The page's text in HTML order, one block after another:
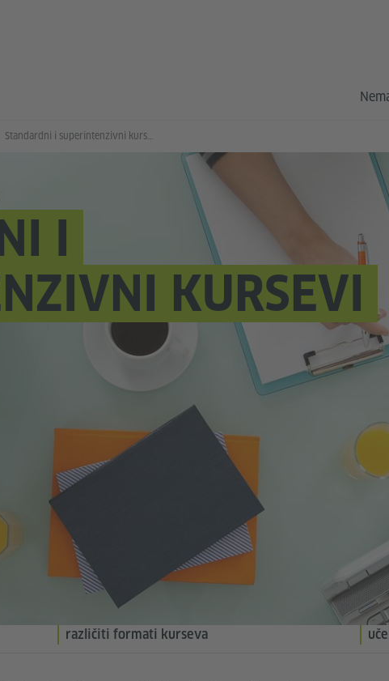
Standardni i superintenzivni kursevi
I
KURSEVI
različiti formati kurseva